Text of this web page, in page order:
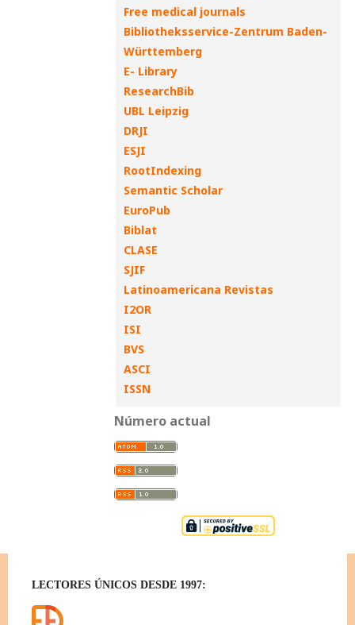
Free medical journals
Bibliotheksservice-Zentrum Baden-
Württemberg
E- Library
ResearchBib
UBL Leipzig
DRJI
ESJI
RootIndexing
Semantic Scholar
EuroPub
Biblat
CLASE
SJIF
Latinoamericana Revistas
I2OR
ISI
BVS
ASCI
ISSN
Número actual
LECTORES ÚNICOS DESDE 1997: